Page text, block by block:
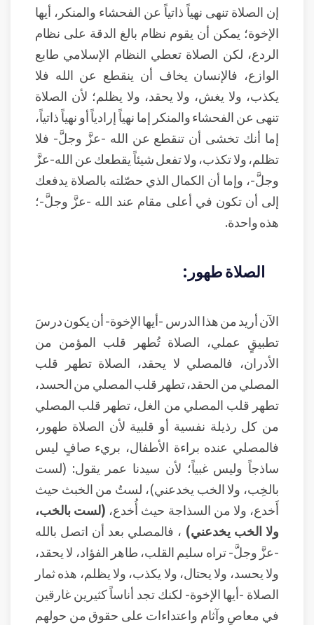
إن الصلاة تنهى نهياً ذاتياً عن الفحشاء والمنكر، أيها
الإخوة؛ يمكن أن يقوم نظام بالغ الدقة على نظام
الردع، لكن الصلاة تعطي النظام الإسلامي طابع
الوازع، فالإنسان يخاف أن ينقطع عن الله فلا
يكذب، ولا يغش، ولا يحقد، ولا يظلم؛ لأن الصلاة
تنهى عن الفحشاء والمنكر إما نهياً إرادياً أو نهياً ذاتياً،
إما أنك تخشى أن تنقطع عن الله -عزَّ وجلَّ- فلا
تظلم، ولا تكذب، ولا تفعل شيئاً يقطعك عن الله-عزَّ
وجلَّ-، وإما أن الكمال الذي حصّلته بالصلاة يدفعك
إلى أن تكون في أعلى مقام عند الله -عزَّ وجلَّ-؛
هذه واحدة.
الصلاة طهور:
الآن أريد من هذا الدرس -أيها الإخوة- أن يكون درسَ
تطبيقٍ عملي، الصلاة تُطهر قلب المؤمن من
الأدران، فالمصلي لا يحقد، الصلاة تطهر قلب
المصلي من الحقد، تطهر قلب المصلي من الحسد،
تطهر قلب المصلي من الغل، تطهر قلب المصلي
من كل رذيلة نفسية أو قلبية لأن الصلاة طهور،
فالمصلي عنده براءة الأطفال، بريء صافٍ ليس
ساذجاً وليس غبياً؛ لأن سيدنا عمر يقول: (لست
بالخِب، ولا الخب يخدعني)، لستُ من الخبث حيث
أَخدع، ولا من السذاجة حيث أُخدع، (لست بالخب،
ولا الخب يخدعني) ، فالمصلي بعد أن اتصل بالله
-عزَّ وجلَّ- تراه سليم القلب، طاهر الفؤاد، لا يحقد،
ولا يحسد، ولا يحتال، ولا يكذب، ولا يظلم، هذه ثمار
الصلاة -أيها الإخوة- لكنك تجد أناساً كثيرين غارقين
في معاصٍ وآثام واعتداءات على حقوق من حولهم